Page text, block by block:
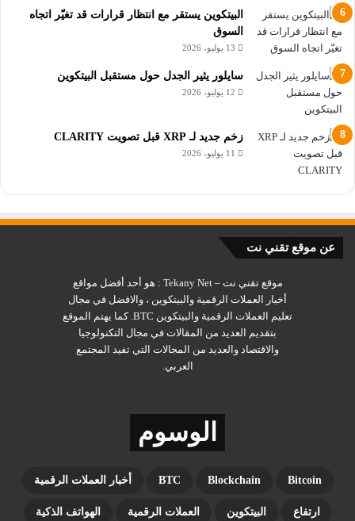
البيتكوين يستقر مع انتظار قرارات قد تغيّر اتجاه
السوق
13 يوليو، 2026
سايلور يثير الجدل حول مستقبل البيتكوين
12 يوليو، 2026
زخم جديد لـ XRP قبل تصويت CLARITY
11 يوليو، 2026
عن موقع تقني نت
موقع تقني نت – Tekany Net : هو أحد أفضل مواقع
أخبار العملات الرقمية والبيتكوين ، والافضل في مجال
تعليم العملات الرقمية والبيتكوين BTC. كما يهتم الموقع
بتقديم العديد من المقالات في مجال التكنولوجيا
والاقتصاد والعديد من المجالات التي تفيد المجتمع
العربي.
الوسوم
Bitcoin
Blockchain
BTC أخبار العملات الرقمية
ارتفاع البيتكوين العملات الرقمية الهواتف الذكية